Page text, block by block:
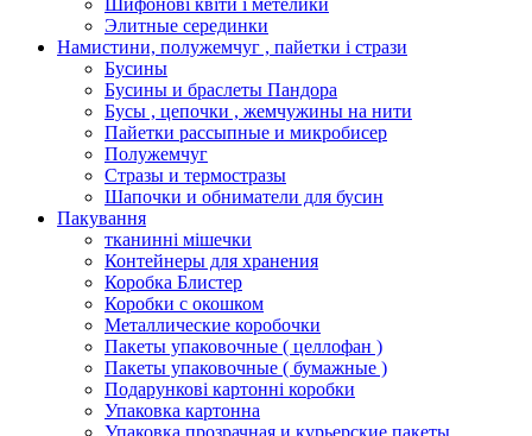
Шифонові квіти і метелики
Элитные серединки
Намистини, полужемчуг , пайетки і стрази
Бусины
Бусины и браслеты Пандора
Бусы , цепочки , жемчужины на нити
Пайетки рассыпные и микробисер
Полужемчуг
Стразы и термостразы
Шапочки и обниматели для бусин
Пакування
тканинні мішечки
Контейнеры для хранения
Коробка Блистер
Коробки с окошком
Металлические коробочки
Пакеты упаковочные ( целлофан )
Пакеты упаковочные ( бумажные )
Подарункові картонні коробки
Упаковка картонна
Упаковка прозрачная и курьерские пакеты